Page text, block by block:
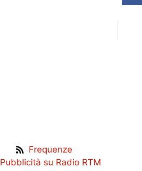
Frequenze
Pubblicità su Radio RTM